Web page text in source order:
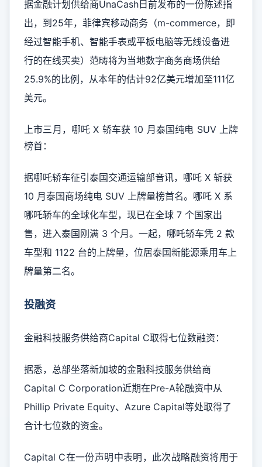
据金融计划供给商UnaCash日前发布的一份陈述指
出，到25年，菲律宾移动商务（m-commerce，即
经过智能手机、智能手表或平板电脑等无线设备进
行的在线买卖）范畴将为当地数字商务商场供给
25.9%的比例，从本年的估计92亿美元增加至111亿
美元。
上市三月，哪吒 X 轿车获 10 月泰国纯电 SUV 上牌
榜首：
据哪吒轿车征引泰国交通运输部音讯，哪吒 X 斩获
10 月泰国商场纯电 SUV 上牌量榜首名。哪吒 X 系
哪吒轿车的全球化车型，现已在全球 7 个国家出
售，进入泰国刚满 3 个月。一起，哪吒轿车凭 2 款
车型和 1122 台的上牌量，位居泰国新能源乘用车上
牌量第二名。
投融资
金融科技服务供给商Capital C取得七位数融资：
据悉，总部坐落新加坡的金融科技服务供给商
Capital C Corporation近期在Pre-A轮融资中从
Phillip Private Equity、Azure Capital等处取得了
合计七位数的资金。
Capital C在一份声明中表明，此次战略融资将用于